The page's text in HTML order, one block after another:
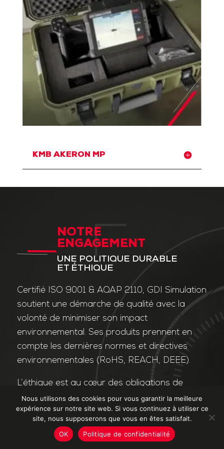
KMB AKERON MP
NOTRE
ENGAGEMENT
UNE POLITIQUE DURABLE
ET ÉTHIQUE
Certifié ISO 9001 & AQAP 2110, GDI Simulation
soutient une démarche de qualité avec la
volonté de minimiser son impact
environnemental. Ses produits prennent en
compte les dernières normes et directives
environnementales (RoHS, REACH, DEEE).
L’éthique est au cœur des obligations de
l’entreprise et de ses valeurs. Nos affaires
sont conduites dans le strict respect des
différentes lois applicables dans le domaine
de la lutte contre la corruption et le trafic
Nous utilisons des cookies pour vous garantir la meilleure
expérience sur notre site web. Si vous continuez à utiliser ce
site, nous supposerons que vous en êtes satisfait.
OK
Politique de confidentialité